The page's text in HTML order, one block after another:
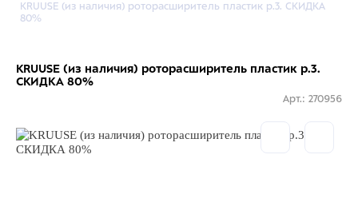
KRUUSE (из наличия) роторасширитель пластик р.3. СКИДКА
80%
KRUUSE (из наличия) роторасширитель пластик р.3.
СКИДКА 80%
Арт.: 270956